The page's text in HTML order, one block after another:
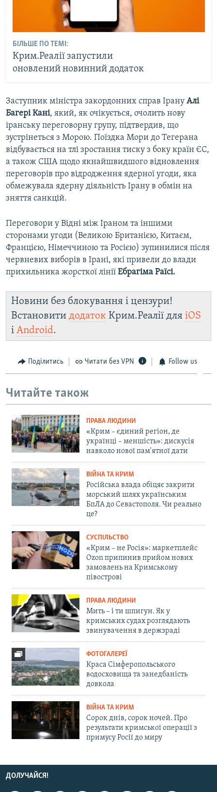
БІЛЬШЕ ПО ТЕМІ:
Крим.Реалії запустили
оновлений новинний додаток
Заступник міністра закордонних справ Ірану Алі
Багері Кані, який, як очікується, очолить нову
іранську переговорну групу, підтвердив, що
зустрінеться з Морою. Поїздка Мори до Тегерана
відбувається на тлі зростання тиску з боку країн ЄС,
а також США щодо якнайшвидшого відновлення
переговорів про відродження ядерної угоди, яка
обмежувала ядерну діяльність Ірану в обмін на
зняття санкцій.
Переговори у Відні між Іраном та іншими
сторонами угоди (Великою Британією, Китаєм,
Францією, Німеччиною та Росією) зупинилися після
червневих виборів в Ірані, які привели до влади
прихильника жорсткої лінії Ебрагіма Раїсі.
Новини без блокування і цензури!
Встановити додаток Крим.Реалії для iOS
і Android.
Поділитись Читати без VPN Follow us
Читайте також
ПРАВА ЛЮДИНИ
«Крим – єдиний регіон, де
українці – меншість»: дискусія
навколо нової пам'ятної дати
ВІЙНА ТА КРИМ
Російська влада обіцяє закрити
морський шлях українським
БпЛА до Севастополя. Чи реально
це?
СУСПІЛЬСТВО
«Крим – не Росія»: маркетплейс
Ozon припинив прийом нових
замовлень на Кримському
півострові
ПРАВА ЛЮДИНИ
Мить – і ти шпигун. Як у
кримських судах розглядають
звинувачення в держзраді
ФОТОГАЛЕРЕЇ
Краса Сімферопольського
водосховища та занедбаність
довкола
ВІЙНА ТА КРИМ
Сорок днів, сорок ночей. Про
результати кримської операції з
примусу Росії до миру
ДОЛУЧАЙСЯ!